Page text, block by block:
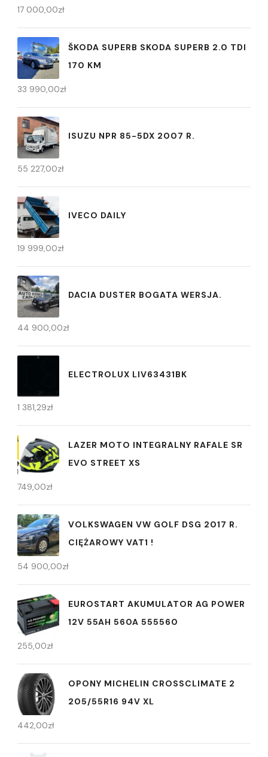
17 000,00zł
ŠKODA SUPERB SKODA SUPERB 2.0 TDI
170 KM
33 990,00zł
ISUZU NPR 85-5DX 2007 R.
55 227,00zł
IVECO DAILY
19 999,00zł
DACIA DUSTER BOGATA WERSJA.
44 900,00zł
ELECTROLUX LIV63431BK
1 381,29zł
LAZER MOTO INTEGRALNY RAFALE SR
EVO STREET XS
749,00zł
VOLKSWAGEN VW GOLF DSG 2017 R.
CIĘŻAROWY VAT1 !
54 900,00zł
EUROSTART AKUMULATOR AG POWER
12V 55AH 560A 555560
255,00zł
OPONY MICHELIN CROSSCLIMATE 2
205/55R16 94V XL
442,00zł